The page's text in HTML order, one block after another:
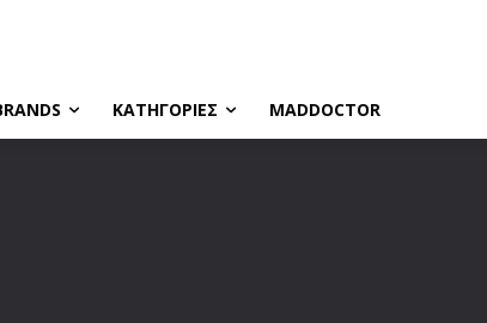
ΚΑΤΗΓΟΡΙΕΣ MADDOCTOR